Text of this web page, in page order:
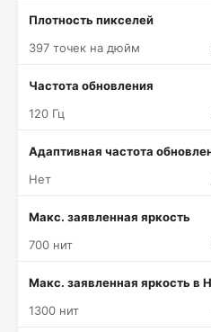
Плотность пикселей
397 точек на дюйм
Частота обновления
120 Гц
Адаптивная частота
Нет
Макс. заявленная яркость
700 нит
Макс. заявленная яркость в
1300 нит